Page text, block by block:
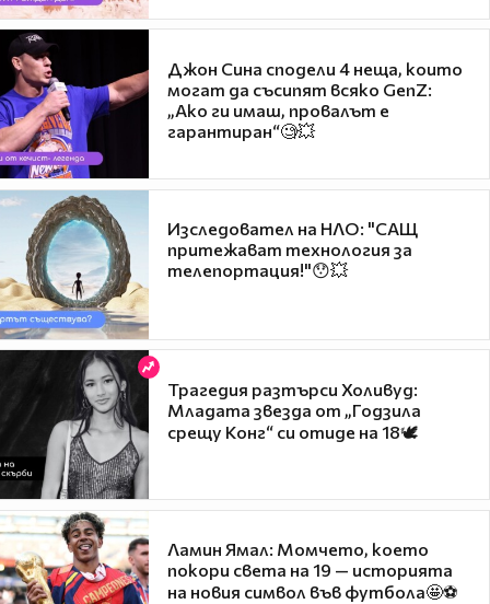
Джон Сина сподели 4 неща, които
могат да съсипят всяко GenZ:
„Ако ги имаш, провалът е
гарантиран“🧐💥
Изследовател на НЛО: "САЩ
притежават технология за
телепортация!"😯💥
Трагедия разтърси Холивуд:
Младата звезда от „Годзила
срещу Конг“ си отиде на 18🕊️
Ламин Ямал: Момчето, което
покори света на 19 — историята
на новия символ във футбола🤩⚽